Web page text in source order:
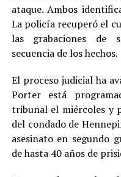
ataque. Ambos
La policía recuperó el
las grabaciones de
secuencia de los hechos.
El proceso judicial ha
Porter está
tribunal el miércoles y
del condado de
asesinato en segundo
de hasta 40 años de